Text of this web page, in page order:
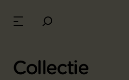
Collectie